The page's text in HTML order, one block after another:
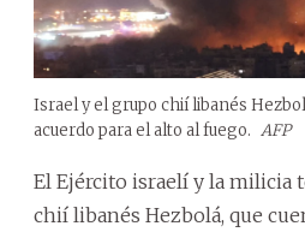
Israel y el grupo chií libanés
acuerdo para el alto al fuego. AFP
El Ejército israelí y la milicia
chií libanés Hezbolá, que